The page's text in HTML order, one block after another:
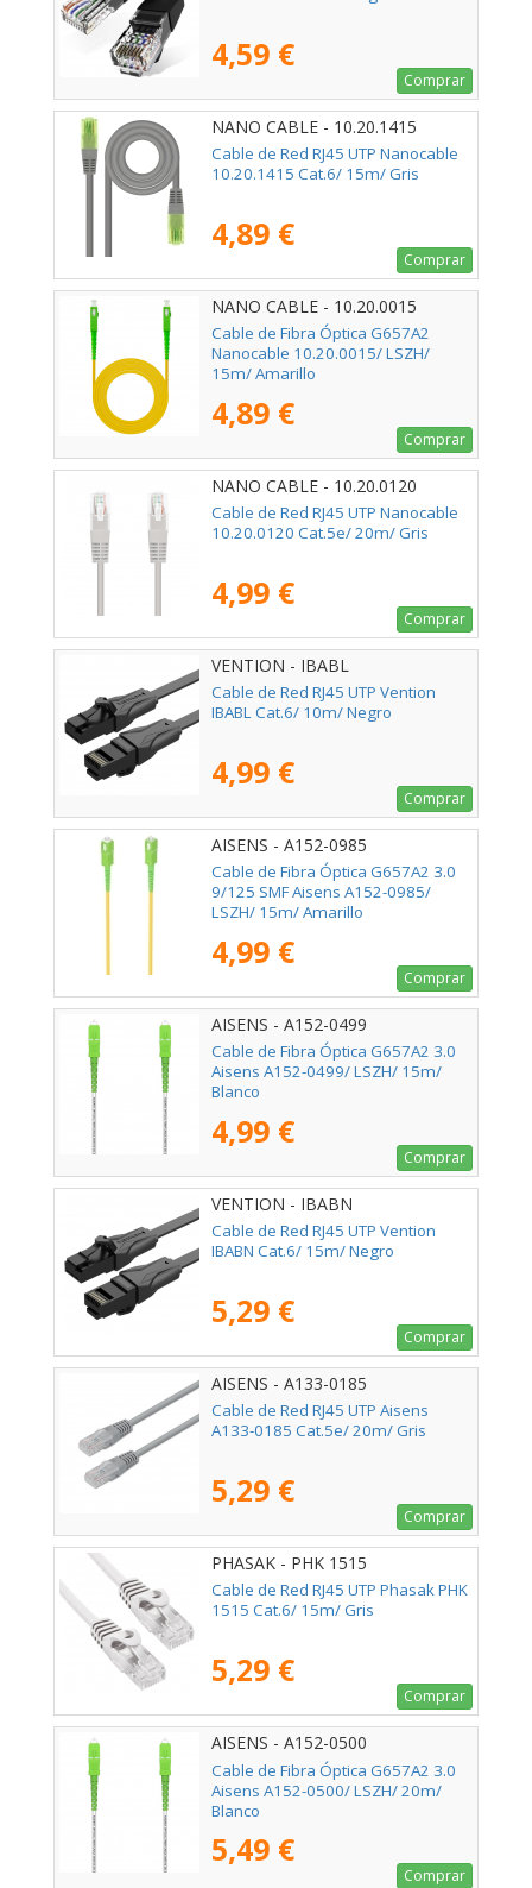
4,59 €
Comprar
NANO CABLE - 10.20.1415
Cable de Red RJ45 UTP Nanocable
10.20.1415 Cat.6/ 15m/ Gris
4,89 €
Comprar
NANO CABLE - 10.20.0015
Cable de Fibra Óptica G657A2
Nanocable 10.20.0015/ LSZH/
15m/ Amarillo
4,89 €
Comprar
NANO CABLE - 10.20.0120
Cable de Red RJ45 UTP Nanocable
10.20.0120 Cat.5e/ 20m/ Gris
4,99 €
Comprar
VENTION - IBABL
Cable de Red RJ45 UTP Vention
IBABL Cat.6/ 10m/ Negro
4,99 €
Comprar
AISENS - A152-0985
Cable de Fibra Óptica G657A2 3.0
9/125 SMF Aisens A152-0985/
LSZH/ 15m/ Amarillo
4,99 €
Comprar
AISENS - A152-0499
Cable de Fibra Óptica G657A2 3.0
Aisens A152-0499/ LSZH/ 15m/
Blanco
4,99 €
Comprar
VENTION - IBABN
Cable de Red RJ45 UTP Vention
IBABN Cat.6/ 15m/ Negro
5,29 €
Comprar
AISENS - A133-0185
Cable de Red RJ45 UTP Aisens
A133-0185 Cat.5e/ 20m/ Gris
5,29 €
Comprar
PHASAK - PHK 1515
Cable de Red RJ45 UTP Phasak PHK
1515 Cat.6/ 15m/ Gris
5,29 €
Comprar
AISENS - A152-0500
Cable de Fibra Óptica G657A2 3.0
Aisens A152-0500/ LSZH/ 20m/
Blanco
5,49 €
Comprar